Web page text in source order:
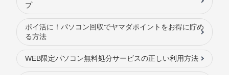
プ
ポイ活に！パソコン回収でヤマダポイントをお得に貯め
る方法
WEB限定パソコン無料処分サービスの正しい利用方法